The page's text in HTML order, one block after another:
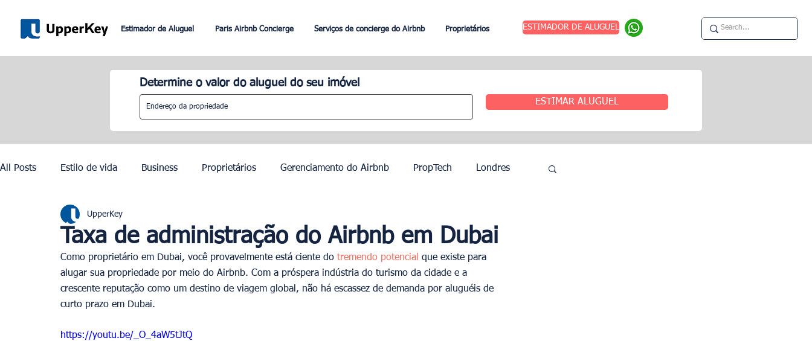
Estimador de Aluguel Paris Airbnb Concierge Serviços de concierge do Airbnb Proprietários ESTIMADOR DE ALUGUEL
Determine o valor do aluguel do seu imóvel
ESTIMAR ALUGUEL
All Posts Estilo de vida Business Proprietários Gerenciamento do Airbnb PropTech Londres
Roma Dubai
Olimpíadas de Paris 2024
Taxa de administração do Airbnb em Dubai
UpperKey
Como proprietário em Dubai, você provavelmente está ciente do tremendo potencial que existe para
alugar sua propriedade por meio do Airbnb. Com a próspera indústria do turismo da cidade e a
crescente reputação como um destino de viagem global, não há escassez de demanda por aluguéis de
curto prazo em Dubai.
https://youtu.be/_O_4aW5tJtQ